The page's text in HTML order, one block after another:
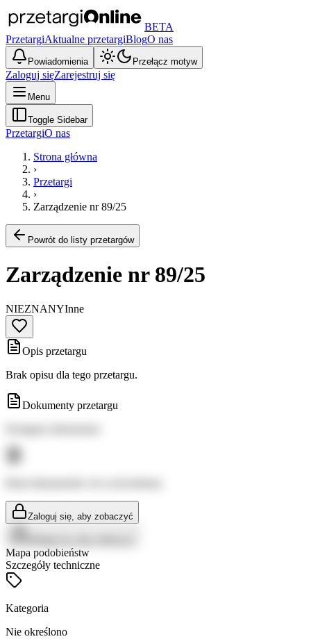
BETA
PrzetargiAktualne przetargiBlogO nas
Powiadomienia Przełącz motyw
Zaloguj sięZarejestruj się
Menu
Toggle Sidebar
PrzetargiO nas
Strona główna
›
Przetargi
›
Zarządzenie nr 89/25
Powrót do listy przetargów
Zarządzenie nr 89/25
NIEZNANYInne
Opis przetargu
Brak opisu dla tego przetargu.
Dokumenty przetargu
Zaloguj się, aby zobaczyć
Mapa podobieństw
Szczegóły techniczne
Kategoria
Nie określono